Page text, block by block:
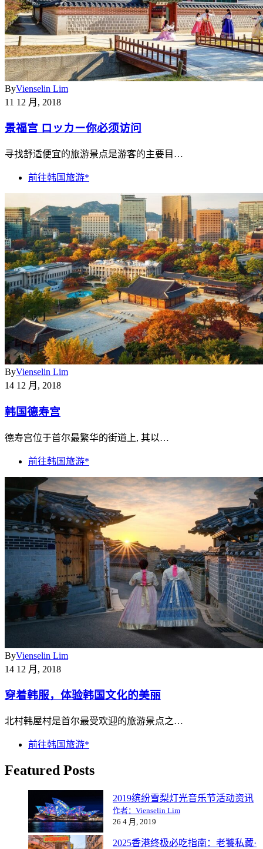
ByVienselin Lim
11 12 月, 2018
景福宫 ロッカー你必须访问
寻找舒适便宜的旅游景点是游客的主要目…
前往韩国旅游*
ByVienselin Lim
14 12 月, 2018
韩国德寿宫
德寿宫位于首尔最繁华的街道上, 其以…
前往韩国旅游*
ByVienselin Lim
14 12 月, 2018
穿着韩服，体验韩国文化的美丽
北村韩屋村是首尔最受欢迎的旅游景点之…
前往韩国旅游*
Featured Posts
2019缤纷雪梨灯光音乐节活动资讯
作者：Vienselin Lim
26 4 月, 2019
2025香港终极必吃指南：老饕私藏·